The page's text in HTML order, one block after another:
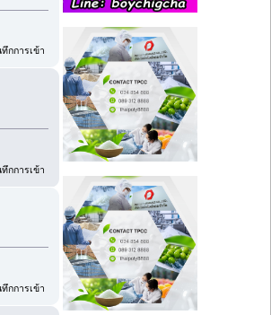
กการเข้า
กการเข้า
กการเข้า